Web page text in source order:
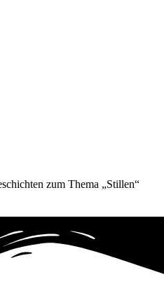
zum Thema „Stillen“